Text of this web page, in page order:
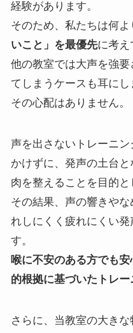
経験があります。
そのため、私たちは何よ
いこと」を最優先に考え
他の教室では大声を強
てしまうケースも耳に
その心配はありません。
声を出さないトレーニ
かけずに、発声の土台
肉を整えることを目的と
その結果、声の響きや
れしにくく疲れにくい
す。
喉に不安のある方でも
的根拠に基づいたトレー
さらに、当教室の大き